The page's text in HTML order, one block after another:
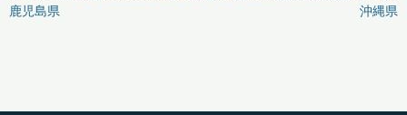
鹿児島県
沖縄県